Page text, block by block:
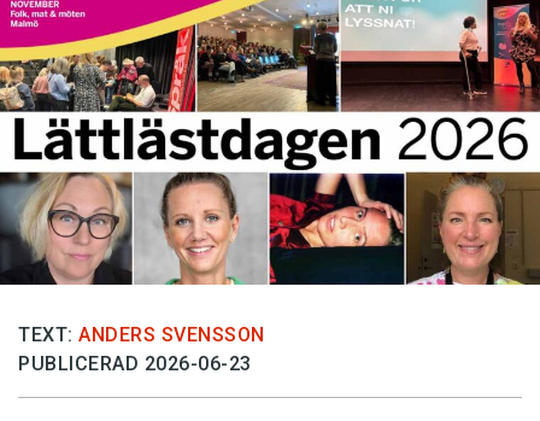
Kviss
Podden
Anmäl till språkpolisen
Föreslå nyord
Annonsera
Prenumerera
Läs Språktidningen digitalt
Press
TEXT: ANDERS SVENSSON
PUBLICERAD 2026-06-23